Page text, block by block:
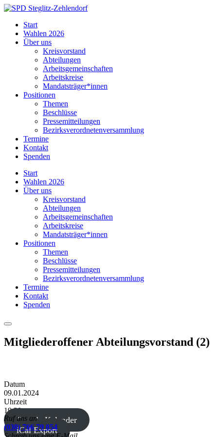
Skip
content
Steglitz-
Zehlendorf
Start
Wahlen 2026
Über uns
Kreisvorstand
Abteilungen
Arbeitsgemeinschaften
Arbeitskreise
Mandatsträger*innen
Positionen
Themen
Beschlüsse
Pressemitteilungen
Bezirksverordnetenversammlung
Termine
Kontakt
Spenden
Start
Wahlen 2026
Über uns
Kreisvorstand
Abteilungen
Arbeitsgemeinschaften
Arbeitskreise
Mandatsträger*innen
Positionen
Themen
Beschlüsse
Pressemitteilungen
Bezirksverordnetenversammlung
Termine
Kontakt
Spenden
Menu
Mitgliederoffener Abteilungsvorstand (2)
Datum
09.01.2024
Uhrzeit
19:30
Google Kalender
iCal Export
Ruf uns an
(030) 766 79 854